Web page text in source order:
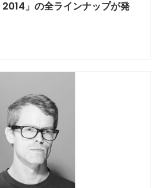
」の全ラインナップが発